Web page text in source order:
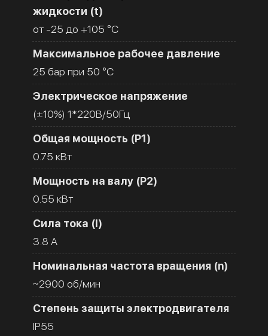
жидкости (t)
от -25 до +105 °C
Максимальное рабочее давление
25 бар при 50 °C
Электрическое напряжение
(±10%) 1*220В/50Гц
Общая мощность (Р1)
0.75 кВт
Мощность на валу (Р2)
0.55 кВт
Сила тока (I)
3.8 A
Номинальная частота вращения (n)
~2900 об/мин
Степень защиты электродвигателя
IP55